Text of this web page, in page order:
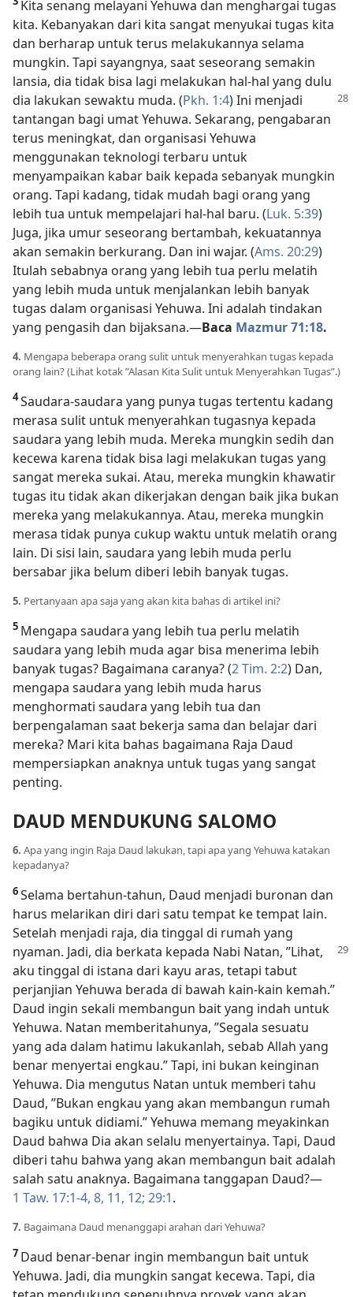
Kita senang melayani Yehuwa dan menghargai tugas
kita. Kebanyakan dari kita sangat menyukai tugas kita
dan berharap untuk terus melakukannya selama
mungkin. Tapi sayangnya, saat seseorang semakin
lansia, dia tidak bisa lagi melakukan hal-hal yang dulu
dia lakukan sewaktu muda. (Pkh. 1:4) Ini menjadi
tantangan bagi umat Yehuwa. Sekarang, pengabaran
terus meningkat, dan organisasi Yehuwa
menggunakan teknologi terbaru untuk
menyampaikan kabar baik kepada sebanyak mungkin
orang. Tapi kadang, tidak mudah bagi orang yang
lebih tua untuk mempelajari hal-hal baru. (Luk. 5:39)
Juga, jika umur seseorang bertambah, kekuatannya
akan semakin berkurang. Dan ini wajar. (Ams. 20:29)
Itulah sebabnya orang yang lebih tua perlu melatih
yang lebih muda untuk menjalankan lebih banyak
tugas dalam organisasi Yehuwa. Ini adalah tindakan
yang pengasih dan bijaksana.​—Baca Mazmur 71:18.
4. Mengapa beberapa orang sulit untuk menyerahkan tugas kepada
orang lain? (Lihat kotak ”Alasan Kita Sulit untuk Menyerahkan Tugas”.)
4Saudara-saudara yang punya tugas tertentu kadang
merasa sulit untuk menyerahkan tugasnya kepada
saudara yang lebih muda. Mereka mungkin sedih dan
kecewa karena tidak bisa lagi melakukan tugas yang
sangat mereka sukai. Atau, mereka mungkin khawatir
tugas itu tidak akan dikerjakan dengan baik jika bukan
mereka yang melakukannya. Atau, mereka mungkin
merasa tidak punya cukup waktu untuk melatih orang
lain. Di sisi lain, saudara yang lebih muda perlu
bersabar jika belum diberi lebih banyak tugas.
5. Pertanyaan apa saja yang akan kita bahas di artikel ini?
5 Mengapa saudara yang lebih tua perlu melatih
saudara yang lebih muda agar bisa menerima lebih
banyak tugas? Bagaimana caranya? (2 Tim. 2:2) Dan,
mengapa saudara yang lebih muda harus
menghormati saudara yang lebih tua dan
berpengalaman saat bekerja sama dan belajar dari
mereka? Mari kita bahas bagaimana Raja Daud
mempersiapkan anaknya untuk tugas yang sangat
penting.
DAUD MENDUKUNG SALOMO
6. Apa yang ingin Raja Daud lakukan, tapi apa yang Yehuwa katakan
kepadanya?
6Selama bertahun-tahun, Daud menjadi buronan dan
harus melarikan diri dari satu tempat ke tempat lain.
Setelah menjadi raja, dia tinggal di rumah yang
nyaman. Jadi, dia berkata kepada Nabi Natan, ”Lihat,
aku tinggal di istana dari kayu aras, tetapi tabut
perjanjian Yehuwa berada di bawah kain-kain kemah.”
Daud ingin sekali membangun bait yang indah untuk
Yehuwa. Natan memberitahunya, ”Segala sesuatu
yang ada dalam hatimu lakukanlah, sebab Allah yang
benar menyertai engkau.” Tapi, ini bukan keinginan
Yehuwa. Dia mengutus Natan untuk memberi tahu
Daud, ”Bukan engkau yang akan membangun rumah
bagiku untuk didiami.” Yehuwa memang meyakinkan
Daud bahwa Dia akan selalu menyertainya. Tapi, Daud
diberi tahu bahwa yang akan membangun bait adalah
salah satu anaknya. Bagaimana tanggapan Daud?​—
1 Taw. 17:1-4, 8, 11, 12; 29:1.
7. Bagaimana Daud menanggapi arahan dari Yehuwa?
7 Daud benar-benar ingin membangun bait untuk
Yehuwa. Jadi, dia mungkin sangat kecewa. Tapi, dia